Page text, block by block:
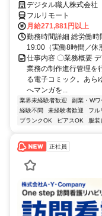
デジタル職人株式会社
フルリモート
月給271,881円以上
勤務時間詳細 総労働
19:00（実働8時間／休
仕事内容 〇業務概要
業務の制作進行管理を
る電子コミック。あら
へマンガを...
業界未経験者歓迎 副業・Wワ
経験不問
未経験者歓迎 フル
ブランクOK
ピアスOK 服装
正社員